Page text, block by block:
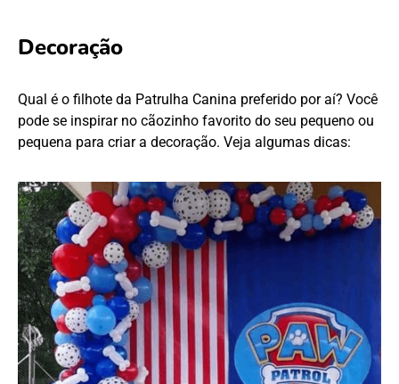
Decoração
Qual é o filhote da Patrulha Canina preferido por aí? Você
pode se inspirar no cãozinho favorito do seu pequeno ou
pequena para criar a decoração. Veja algumas dicas: